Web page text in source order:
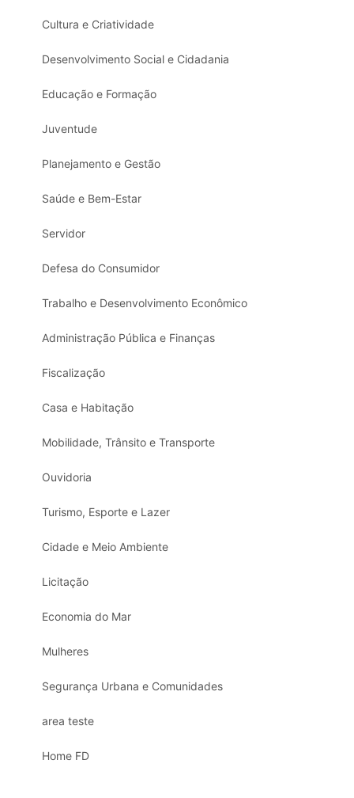
Cultura e Criatividade
Desenvolvimento Social e Cidadania
Educação e Formação
Juventude
Planejamento e Gestão
Saúde e Bem-Estar
Servidor
Defesa do Consumidor
Trabalho e Desenvolvimento Econômico
Administração Pública e Finanças
Fiscalização
Casa e Habitação
Mobilidade, Trânsito e Transporte
Ouvidoria
Turismo, Esporte e Lazer
Cidade e Meio Ambiente
Licitação
Economia do Mar
Mulheres
Segurança Urbana e Comunidades
area teste
Home FD